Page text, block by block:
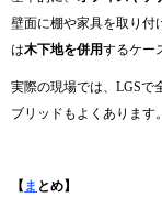
壁面に棚や家具を取り付
は木下地を併用するケー
実際の現場では、LGSで
ブリッドもよくあります。
【 ま とめ】